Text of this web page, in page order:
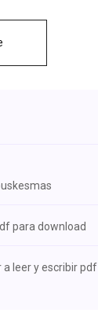
para download
a leer y escribir pdf